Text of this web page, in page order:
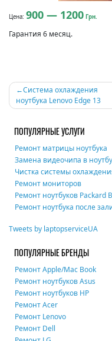
Цена: 900 — 1200 Грн.
Гарантия 6 месяц.
Навигация
по
записям
Система охлаждения
ноутбука Lenovo Edge 13
ПОПУЛЯРНЫЕ УСЛУГИ
Ремонт матрицы ноутбука
Замена видеочипа в
Чистка системы
Ремонт мониторов
Ремонт ноутбуков Packard
Ремонт ноутбука после
Tweets by laptopserviceUA
ПОПУЛЯРНЫЕ БРЕНДЫ
Ремонт Apple/Mac Book
Ремонт ноутбуков Asus
Ремонт ноутбуков HP
Ремонт Acer
Ремонт Lenovo
Ремонт Dell